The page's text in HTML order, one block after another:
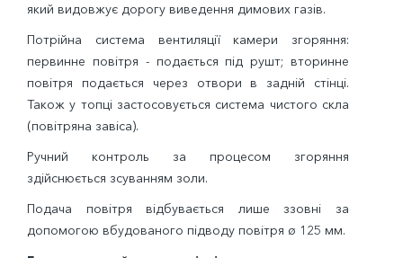
який видовжує дорогу виведення димових газів.
Потрійна система вентиляції камери згоряння:
первинне повітря - подається під рушт; вторинне
повітря подається через отвори в задній стінці.
Також у топці застосовується система чистого скла
(повітряна завіса).
Ручний контроль за процесом згоряння
здійснюється зсуванням золи.
Подача повітря відбувається лише ззовні за
допомогою вбудованого підводу повітря ø 125 мм.